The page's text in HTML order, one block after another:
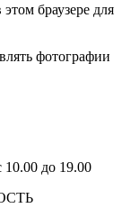
браузере для
фотографии
10.00 до 19.00